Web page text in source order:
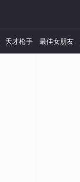
天才枪手 最佳女朋友